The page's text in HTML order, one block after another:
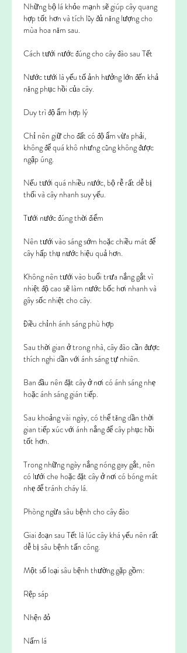
Những bộ lá khỏe mạnh sẽ giúp cây quang
hợp tốt hơn và tích lũy đủ năng lượng cho
mùa hoa năm sau.
Cách tưới nước đúng cho cây đào sau Tết
Nước tưới là yếu tố ảnh hưởng lớn đến khả
năng phục hồi của cây.
Duy trì độ ẩm hợp lý
Chỉ nên giữ cho đất có độ ẩm vừa phải,
không để quá khô nhưng cũng không được
ngập úng.
Nếu tưới quá nhiều nước, bộ rễ rất dễ bị
thối và cây nhanh suy yếu.
Tưới nước đúng thời điểm
Nên tưới vào sáng sớm hoặc chiều mát để
cây hấp thụ nước hiệu quả hơn.
Không nên tưới vào buổi trưa nắng gắt vì
nhiệt độ cao sẽ làm nước bốc hơi nhanh và
gây sốc nhiệt cho cây.
Điều chỉnh ánh sáng phù hợp
Sau thời gian ở trong nhà, cây đào cần được
thích nghi dần với ánh sáng tự nhiên.
Ban đầu nên đặt cây ở nơi có ánh sáng nhẹ
hoặc ánh sáng gián tiếp.
Sau khoảng vài ngày, có thể tăng dần thời
gian tiếp xúc với ánh nắng để cây phục hồi
tốt hơn.
Trong những ngày nắng nóng gay gắt, nên
có lưới che hoặc đặt cây ở nơi có bóng mát
nhẹ để tránh cháy lá.
Phòng ngừa sâu bệnh cho cây đào
Giai đoạn sau Tết là lúc cây khá yếu nên rất
dễ bị sâu bệnh tấn công.
Một số loại sâu bệnh thường gặp gồm:
Rệp sáp
Nhện đỏ
Nấm lá